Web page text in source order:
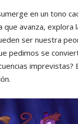
en un tono
avanza, explora
ser nuestra
pedimos se
imprevistas?